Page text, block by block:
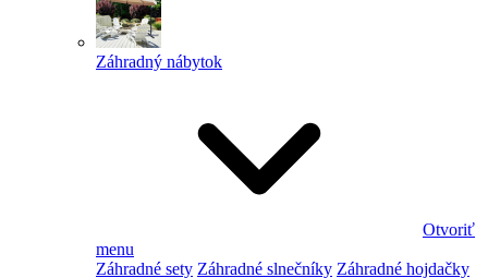
Záhradný nábytok
Otvoriť
menu
Záhradné sety Záhradné slnečníky Záhradné hojdačky